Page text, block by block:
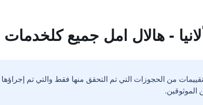
- هالال امل جميع كلخدمات
من الحجوزات التي تم التحقق منها فقط والتي تم